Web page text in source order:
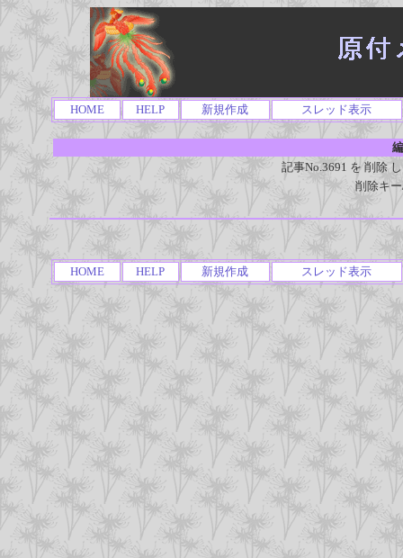
HOME HELP 新規作成 スレッド表示
記事No.3691 を 削除
削除キ
HOME HELP 新規作成 スレッド表示